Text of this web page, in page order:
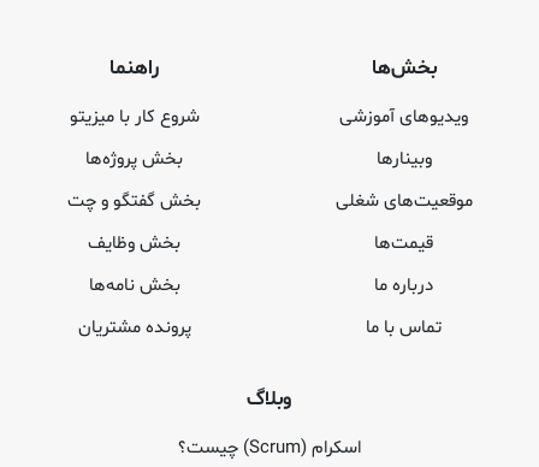
بخش‌ها
ویدیوهای آموزشی
وبینارها
موقعیت‌های شغلی
قیمت‌ها
درباره ما
تماس با ما
وبلاگ
اسکرام (Scrum) چیست؟
راهنما
شروع کار با میزیتو
بخش پروژه‌ها
بخش گفتگو و چت
بخش وظایف
بخش نامه‌ها
پرونده مشتریان